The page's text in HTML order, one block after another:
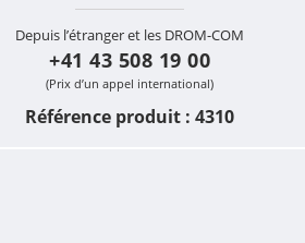
Depuis l’étranger et les DROM-COM
+41 43 508 19 00
(Prix d’un appel international)
Référence produit : 4310